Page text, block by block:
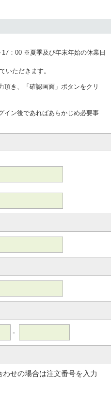
：00 ※夏季及び年末年始の休業日
いただきます。
頂き、「確認画面」ボタンをクリ
イン後であればあらかじめ必要事
-
せの場合は注文番号を入力